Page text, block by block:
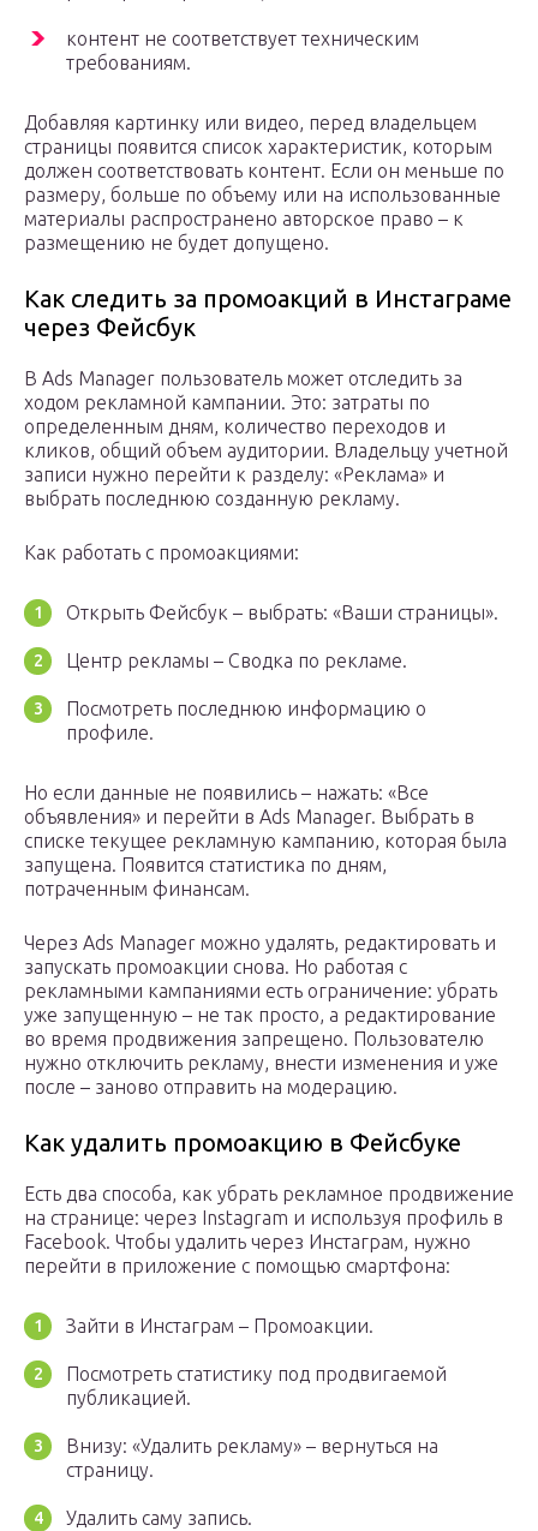
контент не соответствует техническим
требованиям.
Добавляя картинку или видео, перед владельцем
страницы появится список характеристик, которым
должен соответствовать контент. Если он меньше по
размеру, больше по объему или на использованные
материалы распространено авторское право – к
размещению не будет допущено.
Как следить за промоакций в Инстаграме
через Фейсбук
В Ads Manager пользователь может отследить за
ходом рекламной кампании. Это: затраты по
определенным дням, количество переходов и
кликов, общий объем аудитории. Владельцу учетной
записи нужно перейти к разделу: «Реклама» и
выбрать последнюю созданную рекламу.
Как работать с промоакциями:
Открыть Фейсбук – выбрать: «Ваши страницы».
Центр рекламы – Сводка по рекламе.
Посмотреть последнюю информацию о
профиле.
Но если данные не появились – нажать: «Все
объявления» и перейти в Ads Manager. Выбрать в
списке текущее рекламную кампанию, которая была
запущена. Появится статистика по дням,
потраченным финансам.
Через Ads Manager можно удалять, редактировать и
запускать промоакции снова. Но работая с
рекламными кампаниями есть ограничение: убрать
уже запущенную – не так просто, а редактирование
во время продвижения запрещено. Пользователю
нужно отключить рекламу, внести изменения и уже
после – заново отправить на модерацию.
Как удалить промоакцию в Фейсбуке
Есть два способа, как убрать рекламное продвижение
на странице: через Instagram и используя профиль в
Facebook. Чтобы удалить через Инстаграм, нужно
перейти в приложение с помощью смартфона:
Зайти в Инстаграм – Промоакции.
Посмотреть статистику под продвигаемой
публикацией.
Внизу: «Удалить рекламу» – вернуться на
страницу.
Удалить саму запись.